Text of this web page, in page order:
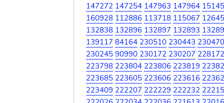
147272 147254 147963 147964
160928 112886 113718 115067
132838 132896 132897 132893
139117 84164 230510 230443 230470
230245 90990 230172 230207 228172
223798 223804 223806 223819
223685 223605 223606 223616
223409 222207 222229 222232